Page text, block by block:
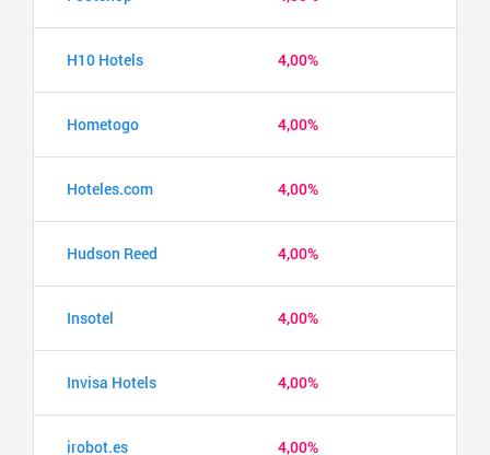
H10 Hotels 4,00%
Hometogo 4,00%
Hoteles.com 4,00%
Hudson Reed 4,00%
Insotel 4,00%
Invisa Hotels 4,00%
irobot.es 4,00%